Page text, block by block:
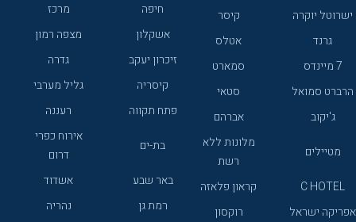
ישרוטל יוקרה
קיסר
גרנד
אטלס
7 מיינדס
סמארט
הרברט סמואל
סטאי
ג'יקוב
אברהם
מטיילים
מלונות ללא
רשת
C HOTEL
קראון פלאזה
אפריקה ישראל
רוקסון
חיפה
מרכז
אשקלון
מצפה רמון
זיכרון יעקב
גדרה
קיסריה
גליל מערבי
פתח תקווה
רעננה
בת-ים
אירוח כפרי
דרום
באר שבע
אשדוד
רמת גן
נהריה